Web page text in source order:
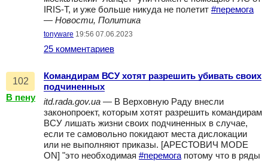
IRIS-T, и уже больше никуда не полетит #перемога
— Новости, Политика
tonyware 19:56 07.06.2023
25 комментариев
102
В пену
Командирам ВСУ хотят разрешить убивать своих
подчиненных
itd.rada.gov.ua — В Верховную Раду внесли
законопроект, которым хотят разрешить командирам
ВСУ лишать жизни своих подчиненных в случае,
если те самовольно покидают места дислокации
или не выполняют приказы. [АРЕСТОВИЧ MODE
ON] "это необходимая #перемога потому что в ряды